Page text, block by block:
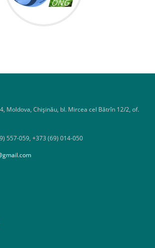
Moldova, Chișinău, bl. Mircea cel Bătrîn 12/2, of.
557-059, +373 (69) 014-050